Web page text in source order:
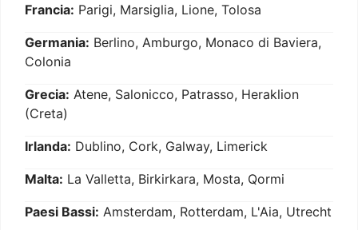
Francia: Parigi, Marsiglia, Lione, Tolosa
Germania: Berlino, Amburgo, Monaco di Baviera,
Colonia
Grecia: Atene, Salonicco, Patrasso, Heraklion
(Creta)
Irlanda: Dublino, Cork, Galway, Limerick
Malta: La Valletta, Birkirkara, Mosta, Qormi
Paesi Bassi: Amsterdam, Rotterdam, L'Aia, Utrecht